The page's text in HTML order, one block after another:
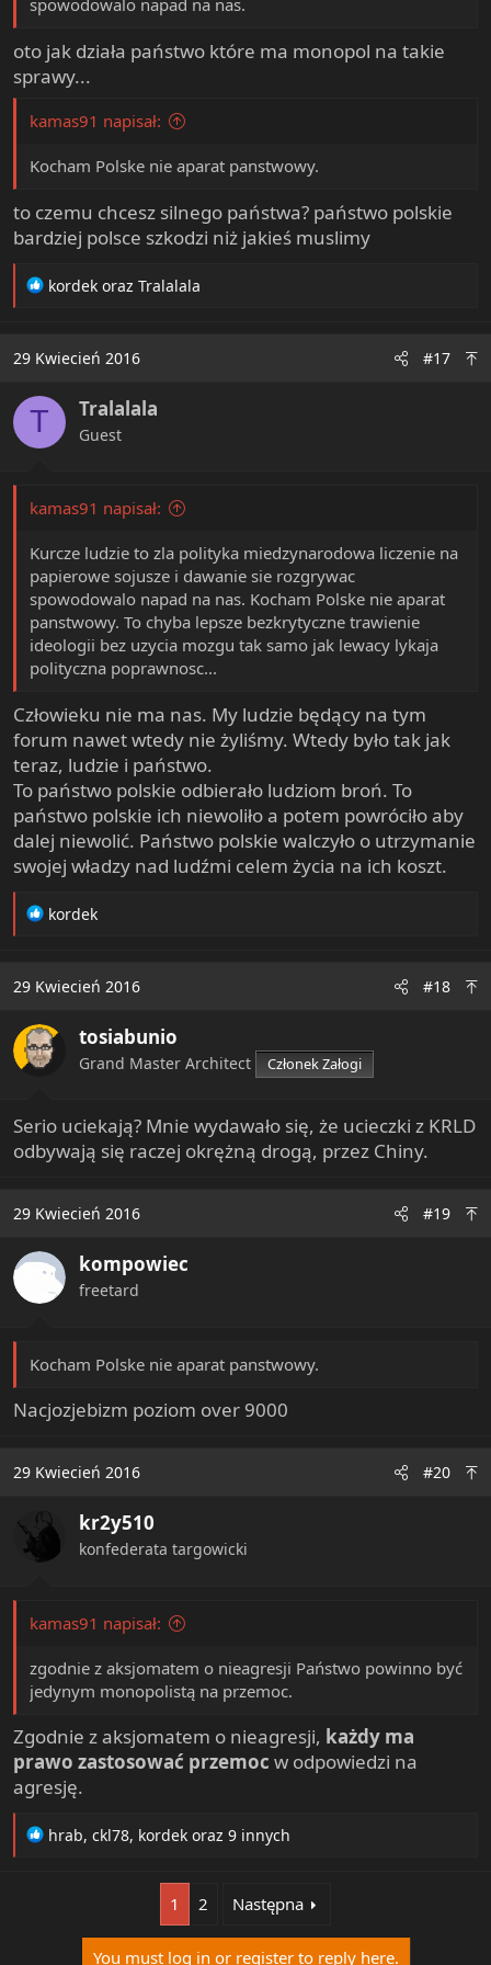
spowodowalo napad na nas.
oto jak działa państwo które ma monopol na takie
sprawy...
kamas91 napisał:
Kocham Polske nie aparat panstwowy.
to czemu chcesz silnego państwa? państwo polskie
bardziej polsce szkodzi niż jakieś muslimy
R
t
o
s
kordek oraz Tralalala
29 Kwiecień 2016 #17
T Tralalala
Guest
kamas91 napisał:
Kurcze ludzie to zla polityka miedzynarodowa liczenie na
papierowe sojusze i dawanie sie rozgrywac
spowodowalo napad na nas. Kocham Polske nie aparat
panstwowy. To chyba lepsze bezkrytyczne trawienie
ideologii bez uzycia mozgu tak samo jak lewacy lykaja
polityczna poprawnosc...
Człowieku nie ma nas. My ludzie będący na tym
forum nawet wtedy nie żyliśmy. Wtedy było tak jak
teraz, ludzie i państwo.
To państwo polskie odbierało ludziom broń. To
państwo polskie ich niewoliło a potem powróciło aby
dalej niewolić. Państwo polskie walczyło o utrzymanie
swojej władzy nad ludźmi celem życia na ich koszt.
R
t
o
n
kordek
29 Kwiecień 2016 #18
tosiabunio
Grand Master Architect Członek Załogi
Serio uciekają? Mnie wydawało się, że ucieczki z KRLD
odbywają się raczej okrężną drogą, przez Chiny.
29 Kwiecień 2016 #19
kompowiec
freetard
Kocham Polske nie aparat panstwowy.
Nacjozjebizm poziom over 9000
29 Kwiecień 2016 #20
kr2y510
konfederata targowicki
kamas91 napisał:
zgodnie z aksjomatem o nieagresji Państwo powinno być
jedynym monopolistą na przemoc.
Zgodnie z aksjomatem o nieagresji, każdy ma
prawo zastosować przemoc w odpowiedzi na
agresję.
R
hrab, ckl78, kordek oraz 9 innych
1 2 Następna
You must log in or register to reply here.